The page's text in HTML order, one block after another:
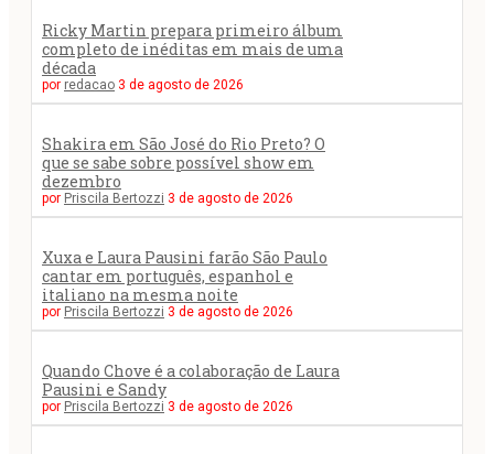
Ricky Martin prepara primeiro álbum
completo de inéditas em mais de uma
década
por redacao 3 de agosto de 2026
Shakira em São José do Rio Preto? O
que se sabe sobre possível show em
dezembro
por Priscila Bertozzi 3 de agosto de 2026
Xuxa e Laura Pausini farão São Paulo
cantar em português, espanhol e
italiano na mesma noite
por Priscila Bertozzi 3 de agosto de 2026
Quando Chove é a colaboração de Laura
Pausini e Sandy
por Priscila Bertozzi 3 de agosto de 2026